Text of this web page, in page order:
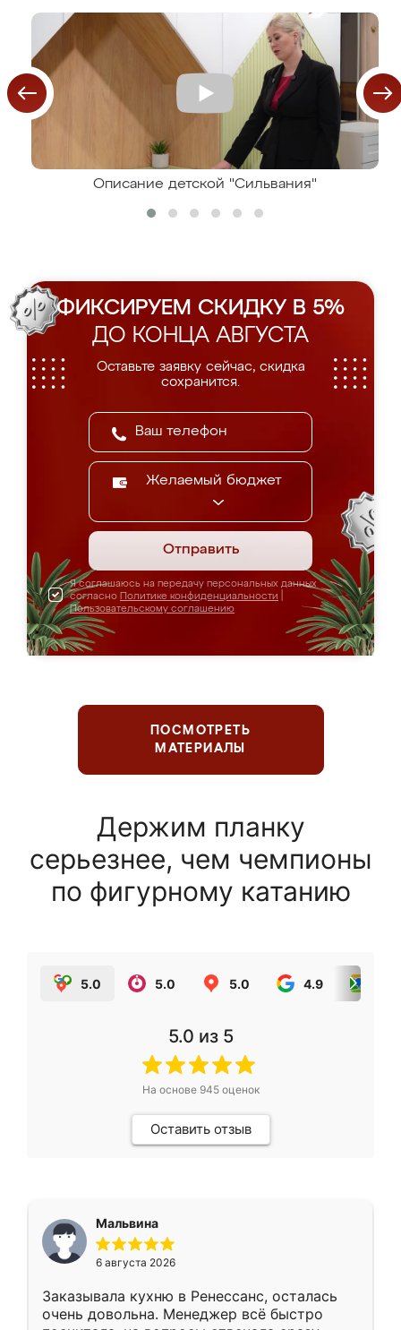
Описание детской "Сильвания"
ФИКСИРУЕМ СКИДКУ В 5%
ДО КОНЦА АВГУСТА
Оставьте заявку сейчас, скидка
сохранится.
Желаемый бюджет
Отправить
Я соглашаюсь на передачу персональных данных
согласно Политике конфиденциальности
Пользовательскому соглашению
ПОСМОТРЕТЬ
МАТЕРИАЛЫ
Держим планку
серьезнее, чем чемпионы
по фигурному катанию
5.0 5.0 5.0 4.9
5.0 из 5
На основе 945оценок
Оставить отзыв
Мальвина
6 августа 2026
Заказывала кухню в Ренессанс, осталась
очень довольна. Менеджер всё быстро